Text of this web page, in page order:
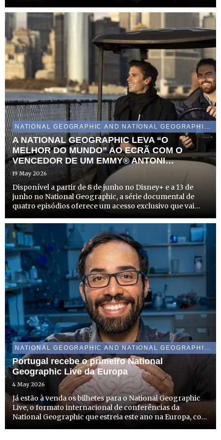
junho, no Museu do Oriente, e a do Porto acontece a 18
de ju...
A NATIONAL GEOGRAPHIC LEVA “O
MELHOR DO MUNDO” AO ECRÃ COM O
VENCEDOR DE UM EMMY® ANTONI
POROWSKI, NO MÊS DE JUNHO
19 May 2026
Disponível a partir de 8 de junho no Disney+ e a 13 de
junho no National Geographic, a série documental de
quatro episódios oferece um acesso exclusivo que vai
México, Paris, Londres e Nova Iorque
Portugal recebe o primeiro National
Geographic Live da Europa
4 May 2026
Já estão à venda os bilhetes para o National Geographic
Live, o formato internacional de conferências da
National Geographic que estreia este ano na Europa, com